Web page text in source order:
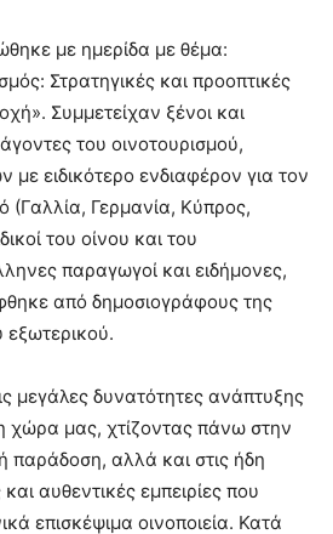
με ημερίδα με θέμα:
Στρατηγικές και προοπτικές
Συμμετείχαν ξένοι και
του οινοτουρισμού,
ειδικότερο ενδιαφέρον για τον
(Γαλλία, Γερμανία, Κύπρος,
του οίνου και του
παραγωγοί και ειδήμονες,
από δημοσιογράφους της
μεγάλες δυνατότητες ανάπτυξης
χώρα μας, χτίζοντας πάνω στην
παράδοση, αλλά και στις ήδη
αυθεντικές εμπειρίες που
επισκέψιμα οινοποιεία. Κατά